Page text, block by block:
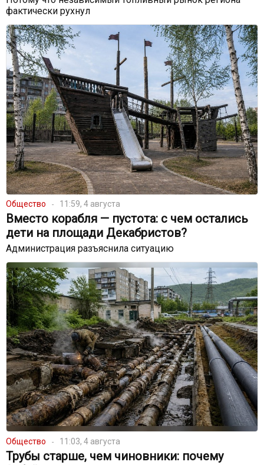
фактически рухнул
Общество 11:59, 4 августа
Вместо корабля — пустота: с чем остались
дети на площади Декабристов?
Администрация разъяснила ситуацию
Общество 11:03, 4 августа
Трубы старше, чем чиновники: почему